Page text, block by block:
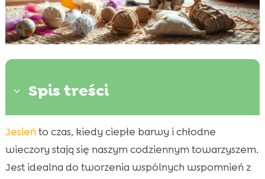
3 Spis treści
 Dlaczego warto tworzyć jesienne zabawki
DIY dla kotów?
 Przygotuj bezpieczne i odpowiednie
Jesień to czas, kiedy ciepłe barwy i chłodne
wieczory stają się naszym codziennym towarzyszem.
Jest idealna do tworzenia wspólnych wspomnień z